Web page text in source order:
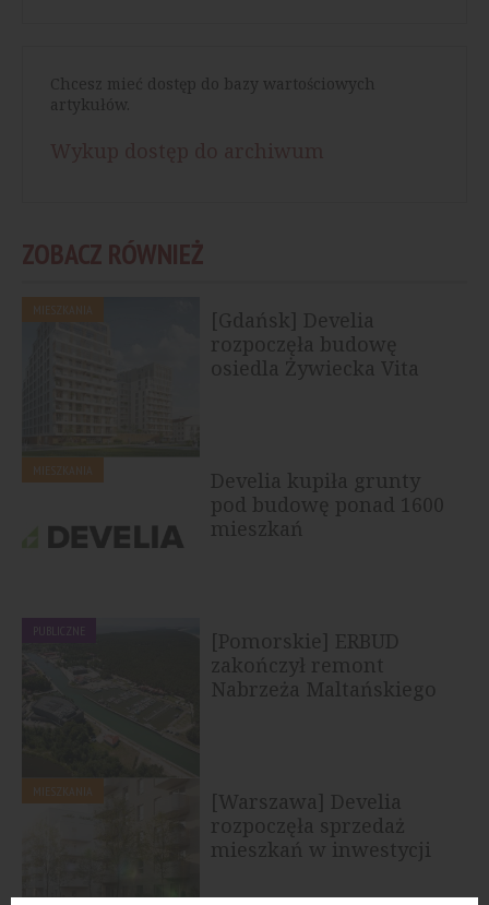
Chcesz mieć dostęp do bazy wartościowych
artykułów.
ZOBACZ RÓWNIEŻ
[Gdańsk] Develia
rozpoczęła budowę
osiedla Żywiecka Vita
Develia kupiła grunty
pod budowę ponad 1600
mieszkań
PUBLICZNE
[Pomorskie] ERBUD
zakończył remont
Nabrzeża Maltańskiego
[Warszawa] Develia
rozpoczęła sprzedaż
mieszkań w inwestycji